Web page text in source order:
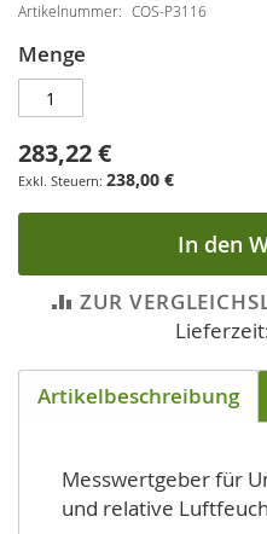
Artikelnummer COS-P3116
Menge
283,22 €
238,00 €
In den
ZUR
Artikelbeschreibung
Messwertgeber für
und relative